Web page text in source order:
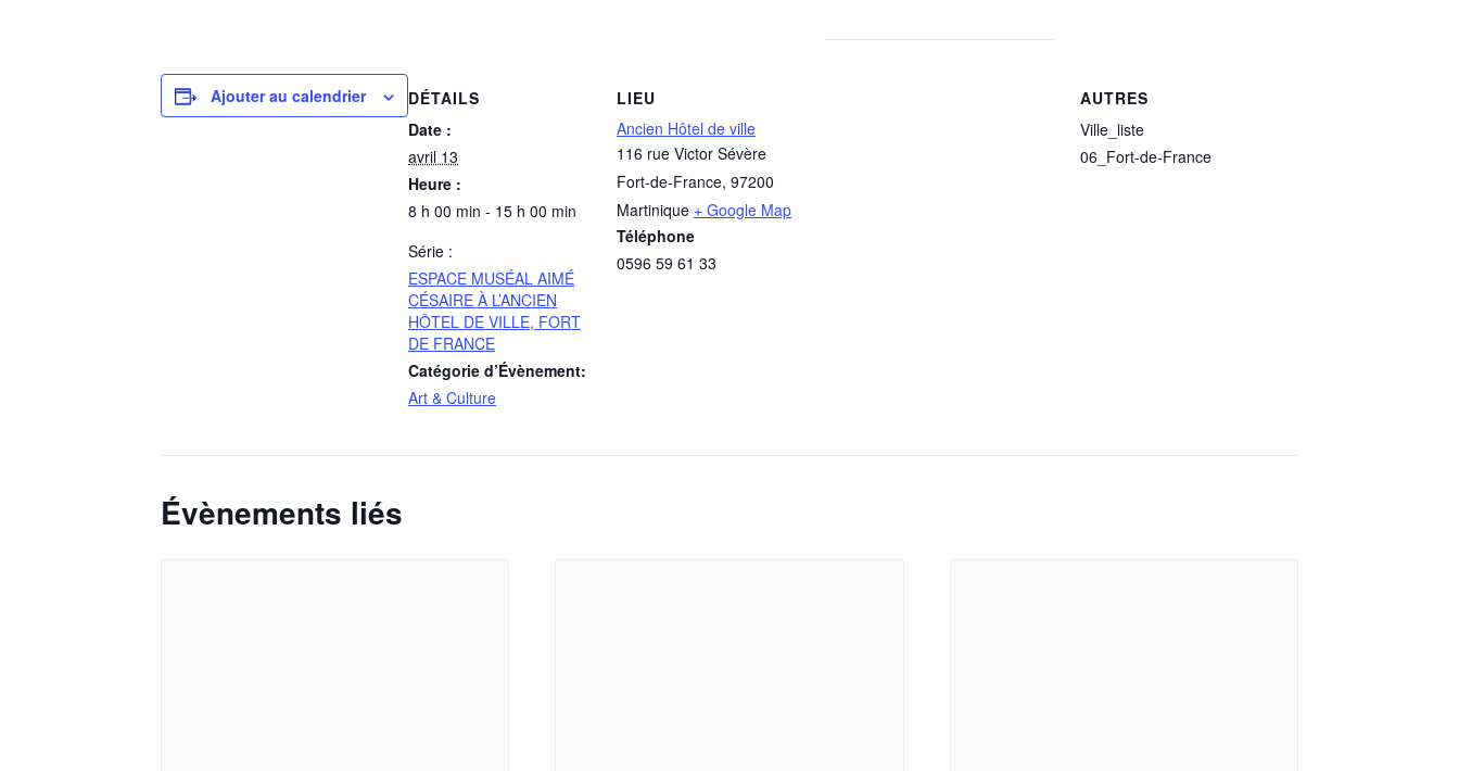
Ajouter au calendrier
DÉTAILS
Date :
avril 13
Heure :
8 h 00 min - 15 h 00 min
Série :
ESPACE MUSÉAL AIMÉ
CÉSAIRE À L’ANCIEN
HÔTEL DE VILLE, FORT
DE FRANCE
Catégorie d’Évènement:
Art & Culture
LIEU
Ancien Hôtel de ville
116 rue Victor Sévère
Fort-de-France, 97200
Martinique + Google Map
Téléphone
0596 59 61 33
AUTRES
Ville_liste
06_Fort-de-France
Évènements liés